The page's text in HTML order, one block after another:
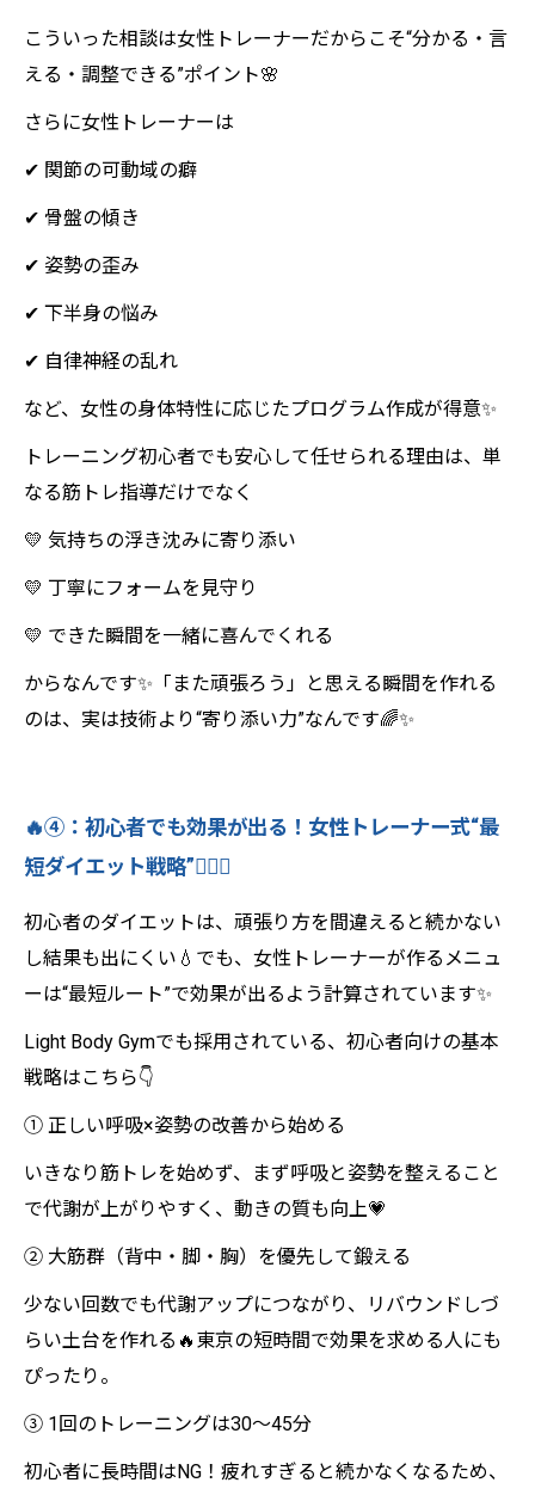
こういった相談は女性トレーナーだからこそ“分かる・言
える・調整できる”ポイント🌸
さらに女性トレーナーは
✔ 関節の可動域の癖
✔ 骨盤の傾き
✔ 姿勢の歪み
✔ 下半身の悩み
✔ 自律神経の乱れ
など、女性の身体特性に応じたプログラム作成が得意✨
トレーニング初心者でも安心して任せられる理由は、単
なる筋トレ指導だけでなく
💛 気持ちの浮き沈みに寄り添い
💛 丁寧にフォームを見守り
💛 できた瞬間を一緒に喜んでくれる
からなんです✨「また頑張ろう」と思える瞬間を作れる
のは、実は技術より“寄り添い力”なんです🌈✨
🔥④：初心者でも効果が出る！女性トレーナー式“最
短ダイエット戦略”🏋️‍♀️💖
初心者のダイエットは、頑張り方を間違えると続かない
し結果も出にくい💧でも、女性トレーナーが作るメニュ
ーは“最短ルート”で効果が出るよう計算されています✨
Light Body Gymでも採用されている、初心者向けの基本
戦略はこちら👇
① 正しい呼吸×姿勢の改善から始める
いきなり筋トレを始めず、まず呼吸と姿勢を整えること
で代謝が上がりやすく、動きの質も向上💗
② 大筋群（背中・脚・胸）を優先して鍛える
少ない回数でも代謝アップにつながり、リバウンドしづ
らい土台を作れる🔥東京の短時間で効果を求める人にも
ぴったり。
③ 1回のトレーニングは30〜45分
初心者に長時間はNG！疲れすぎると続かなくなるため、